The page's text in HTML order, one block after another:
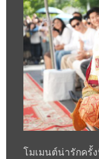
โมเมนต์น่ารักครั้